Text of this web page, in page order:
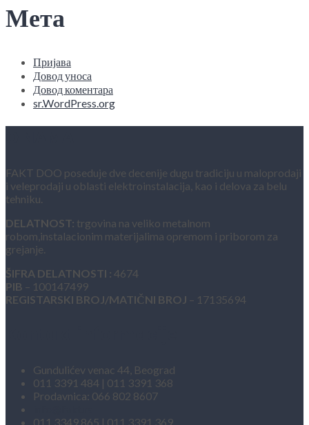
Мета
Пријава
Довод уноса
Довод коментара
sr.WordPress.org
FAKT DOO poseduje dve decenije dugu tradiciju u maloprodaji
i veleprodaji u oblasti elektroinstalacija, kao i delova za belu
tehniku.
DELATNOST: trgovina na veliko metalnom
robom,instalacionim materijalima opremom i priborom za
grejanje.
ŠIFRA DELATNOSTI : 4674
PIB – 100147499
REGISTARSKI BROJ/MATIČNI BROJ – 17135694
Gundulićev venac 44, Beograd
011 3391 484 | 011 3391 368
Prodavnica: 066 802 8607
011 3349 865 | 011 3391 369